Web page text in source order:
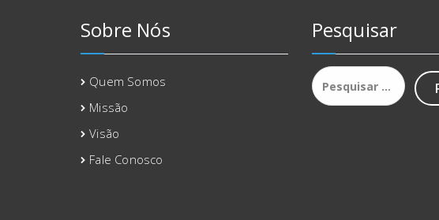
Sobre Nós
Quem Somos
Missão
Visão
Fale Conosco
Pesquisar
Pesquisar
por: